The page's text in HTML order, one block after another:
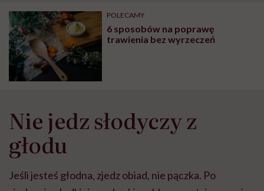
POLECAMY
6 sposobów na poprawę
trawienia bez wyrzeczeń
Nie jedz słodyczy z
głodu
Jeśli jesteś głodna, zjedz obiad, nie pączka. Po